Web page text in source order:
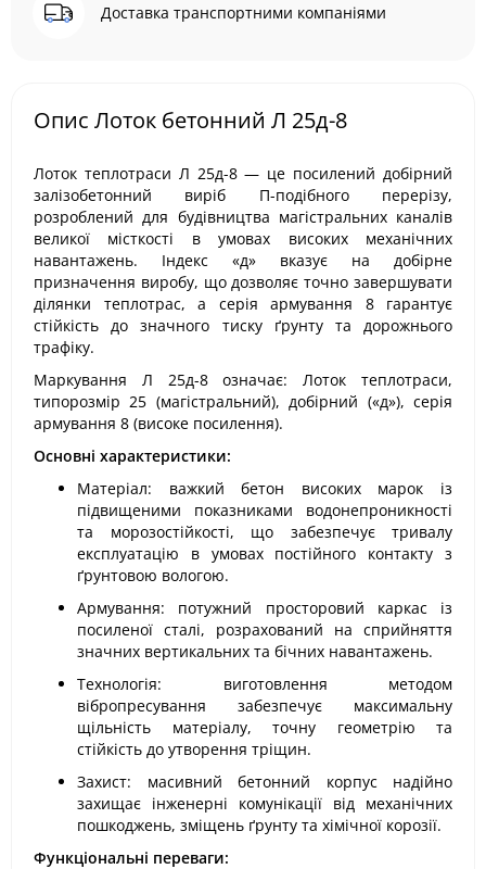
Доставка транспортними компаніями
Опис Лоток бетонний Л 25д-8
Лоток теплотраси Л 25д-8 — це посилений добірний
залізобетонний виріб П-подібного перерізу,
розроблений для будівництва магістральних каналів
великої місткості в умовах високих механічних
навантажень. Індекс «д» вказує на добірне
призначення виробу, що дозволяє точно завершувати
ділянки теплотрас, а серія армування 8 гарантує
стійкість до значного тиску ґрунту та дорожнього
трафіку.
Маркування Л 25д-8 означає: Лоток теплотраси,
типорозмір 25 (магістральний), добірний («д»), серія
армування 8 (високе посилення).
Основні характеристики:
Матеріал: важкий бетон високих марок із
підвищеними показниками водонепроникності
та морозостійкості, що забезпечує тривалу
експлуатацію в умовах постійного контакту з
ґрунтовою вологою.
Армування: потужний просторовий каркас із
посиленої сталі, розрахований на сприйняття
значних вертикальних та бічних навантажень.
Технологія: виготовлення методом
вібропресування забезпечує максимальну
щільність матеріалу, точну геометрію та
стійкість до утворення тріщин.
Захист: масивний бетонний корпус надійно
захищає інженерні комунікації від механічних
пошкоджень, зміщень ґрунту та хімічної корозії.
Функціональні переваги: